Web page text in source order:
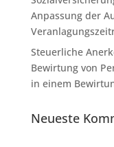
Anpassung der
Steuerliche
Bewirtung von
in einem
Neueste